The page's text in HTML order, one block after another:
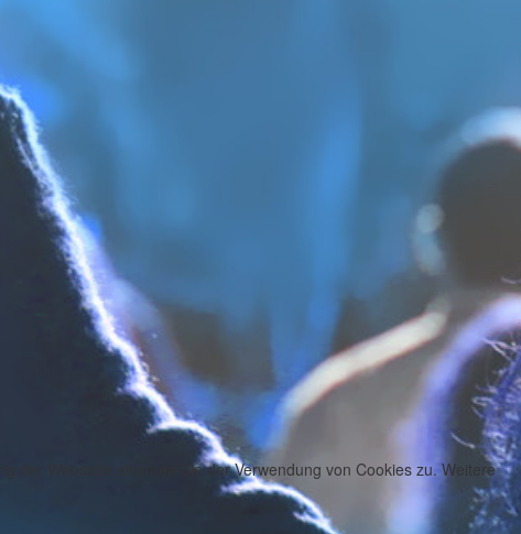
der Webseite stimmen Sie der Verwendung von Cookies zu. Weitere